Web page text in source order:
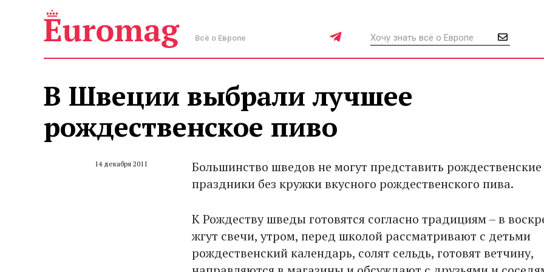
Всё о Европе
В Швеции выбрали лучшее
рождественское пиво
14 декабря 2011
Большинство шведов не могут представить рождественские
праздники без кружки вкусного рождественского пива.
К Рождеству шведы готовятся согласно традициям – в
жгут свечи, утром, перед школой рассматривают с детьми
рождественский календарь, солят сельдь, готовят ветчину,